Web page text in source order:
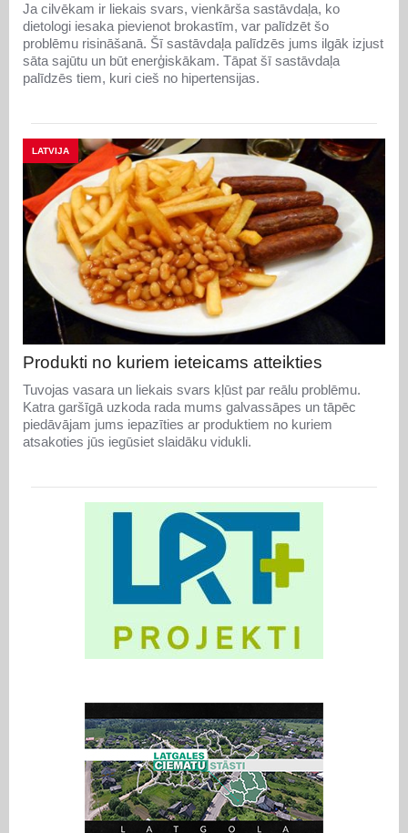
Ja cilvēkam ir liekais svars, vienkārša sastāvdaļa, ko
dietologi iesaka pievienot brokastīm, var palīdzēt šo
problēmu risināšanā. Šī sastāvdaļa palīdzēs jums ilgāk izjust
sāta sajūtu un būt enerģiskākam. Tāpat šī sastāvdaļa
palīdzēs tiem, kuri cieš no hipertensijas.
LATVIJA
Produkti no kuriem ieteicams atteikties
Tuvojas vasara un liekais svars kļūst par reālu problēmu.
Katra garšīgā uzkoda rada mums galvassāpes un tāpēc
piedāvājam jums iepazīties ar produktiem no kuriem
atsakoties jūs iegūsiet slaidāku vidukli.